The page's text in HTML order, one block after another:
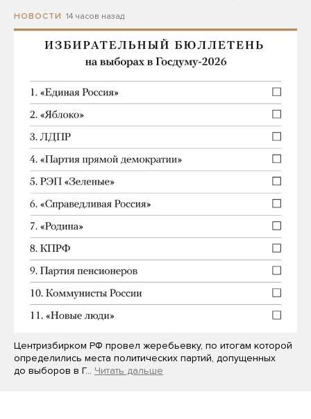
НОВОСТИ 14 часов назад
Центризбирком РФ провел жеребьевку, по итогам которой
определились места политических партий, допущенных
до выборов в Г… Читать дальше